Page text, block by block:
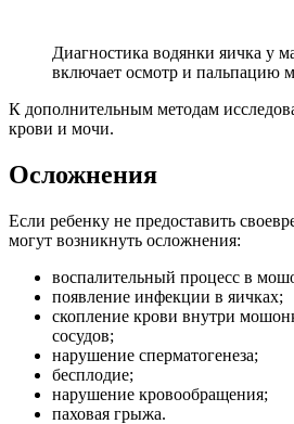
Диагностика водянки яичка у
включает осмотр и
К дополнительным методам
крови и мочи.
Осложнения
Если ребенку не предоставить
могут возникнуть осложнения:
воспалительный процесс в
появление инфекции в яичках;
скопление крови внутри
сосудов;
нарушение сперматогенеза;
бесплодие;
нарушение кровообращения;
паховая грыжа.